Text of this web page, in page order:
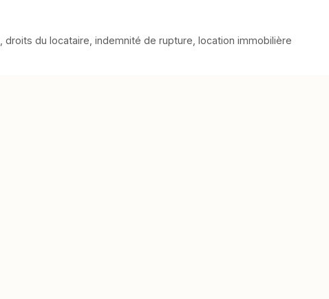
droits du locataire indemnité de rupture location immobilière